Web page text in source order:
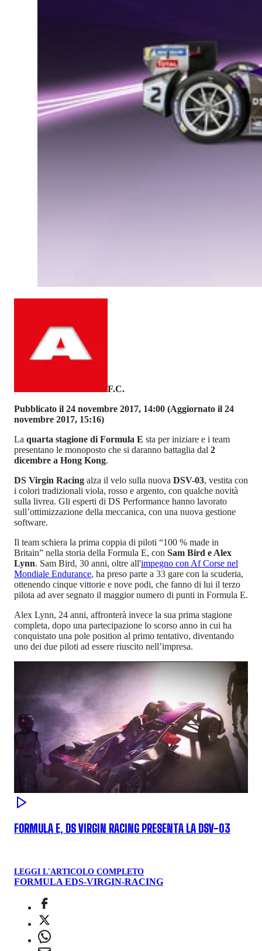
F.C.
Pubblicato il 24 novembre 2017, 14:00 (Aggiornato il 24
novembre 2017, 15:16)
La quarta stagione di Formula E sta per iniziare e i team
presentano le monoposto che si daranno battaglia dal 2
dicembre a Hong Kong.
DS Virgin Racing alza il velo sulla nuova DSV-03, vestita con
i colori tradizionali viola, rosso e argento, con qualche novità
sulla livrea. Gli esperti di DS Performance hanno lavorato
sull’ottimizzazione della meccanica, con una nuova gestione
software.
Il team schiera la prima coppia di piloti “100 % made in
Britain” nella storia della Formula E, con Sam Bird e Alex
Lynn. Sam Bird, 30 anni, oltre all'impegno con Af Corse nel
Mondiale Endurance, ha preso parte a 33 gare con la scuderia,
ottenendo cinque vittorie e nove podi, che fanno di lui il terzo
pilota ad aver segnato il maggior numero di punti in Formula E.
Alex Lynn, 24 anni, affronterà invece la sua prima stagione
completa, dopo una partecipazione lo scorso anno in cui ha
conquistato una pole position al primo tentativo, diventando
uno dei due piloti ad essere riuscito nell’impresa.
FORMULA E, DS VIRGIN RACING PRESENTA LA DSV-03
LEGGI L'ARTICOLO COMPLETO
FORMULA EDS-VIRGIN-RACING